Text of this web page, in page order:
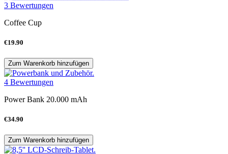
3 Bewertungen
Coffee Cup
€19.90
Zum Warenkorb hinzufügen
4 Bewertungen
Power Bank 20.000 mAh
€34.90
Zum Warenkorb hinzufügen